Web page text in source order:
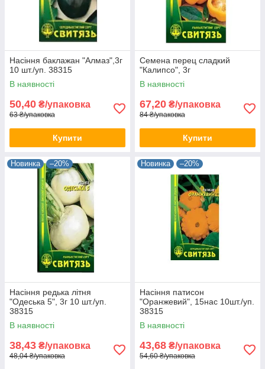
Насіння баклажан "Алмаз",3г
10 шт./уп. 38315
В наявності
50,40 ₴/упаковка
63 ₴/упаковка
Купити
Семена перец сладкий
"Калипсо", 3г
В наявності
67,20 ₴/упаковка
84 ₴/упаковка
Купити
Новинка –20%
Насіння редька лiтня
"Одеська 5", 3г 10 шт./уп.
38315
В наявності
38,43 ₴/упаковка
48,04 ₴/упаковка
Новинка –20%
Насіння патисон
"Оранжевий", 15нас 10шт./уп.
38315
В наявності
43,68 ₴/упаковка
54,60 ₴/упаковка